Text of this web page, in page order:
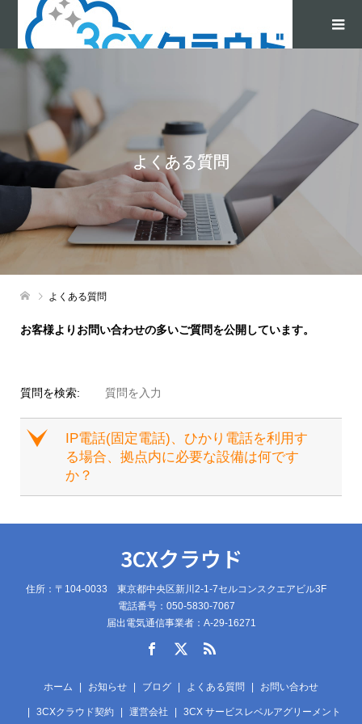
よくある質問
よくある質問
お客様よりお問い合わせの多いご質問を公開しています。
質問を検索:
e
IP電話(固定電話)、ひかり電話を利用す
る場合、拠点内に必要な設備は何です
か？
3CXクラウド
住所：〒104-0033 東京都中央区新川2-1-7セルコンスクエアビル3F
電話番号：050-5830-7067
届出電気通信事業者：A-29-16271
ホーム お知らせ ブログ よくある質問 お問い合わせ
3CXクラウド契約 運営会社 3CX サービスレベルアグリーメント